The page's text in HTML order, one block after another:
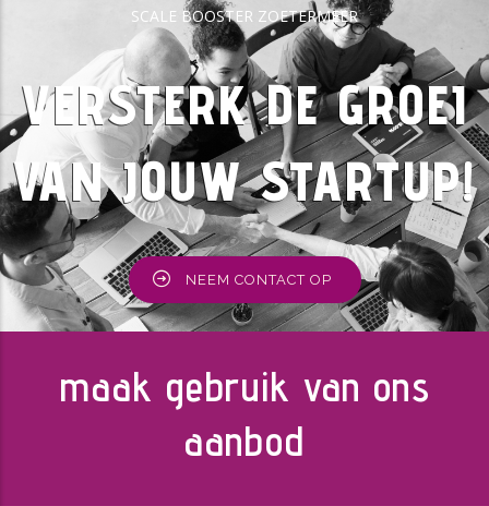
SCALE BOOSTER ZOETERMEER
VERSTERK DE GROEI
VAN JOUW STARTUP!
NEEM CONTACT OP
maak gebruik van ons
aanbod